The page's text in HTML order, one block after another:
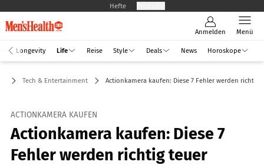
Hefte
Anmelden Menü
Longevity Life Reise Style Deals News Horoskope
Tech & Entertainment Actionkamera kaufen: Diese 7 Fehler werden richtig
ACTIONKAMERA KAUFEN
Actionkamera kaufen: Diese 7
Fehler werden richtig teuer